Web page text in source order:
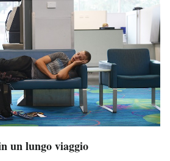
un lungo viaggio